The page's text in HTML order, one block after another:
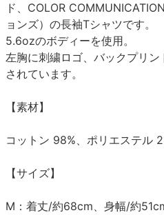
ド、COLOR
ョンズ）の長袖Tシャツです。
5.6ozのボディーを使用。
左胸に刺繍ロゴ、バックプリ
されています。
【素材】
コットン 98%、ポリエステル
【サイズ】
M：着丈/約68cm、身幅/約